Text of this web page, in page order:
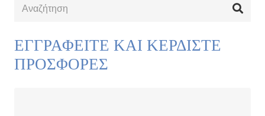
ΕΓΓΡΑΦΕΙΤΕ ΚΑΙ ΚΕΡΔΙΣΤΕ
ΠΡΟΣΦΟΡΕΣ